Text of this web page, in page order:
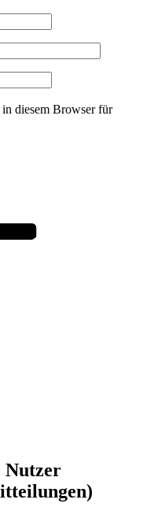
diesem Browser für
Nutzer